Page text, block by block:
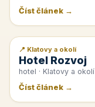
Číst článek →
📰 PR článek
📍 Klatovy a okolí
Hotel Rozvoj
hotel · Klatovy a okolí
Číst článek →